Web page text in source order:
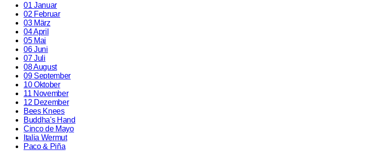
01 Januar
02 Februar
03 März
04 April
05 Mai
06 Juni
07 Juli
08 August
09 September
10 Oktober
11 November
12 Dezember
Bees Knees
Buddha's Hand
Cinco de Mayo
Italia Wermut
Paco & Piña